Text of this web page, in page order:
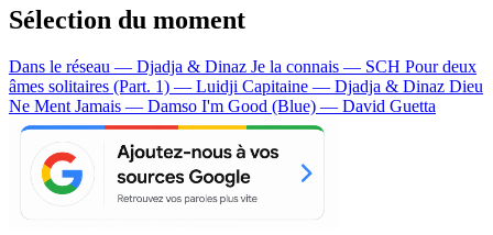
Sélection du moment
Dans le réseau — Djadja & Dinaz Je la connais — SCH Pour deux
âmes solitaires (Part. 1) — Luidji Capitaine — Djadja & Dinaz Dieu
Ne Ment Jamais — Damso I'm Good (Blue) — David Guetta